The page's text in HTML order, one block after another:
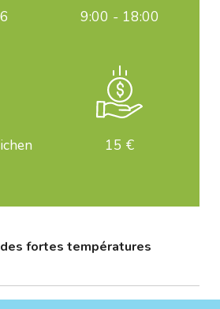
9:00 - 18:00
15 €
des fortes températures